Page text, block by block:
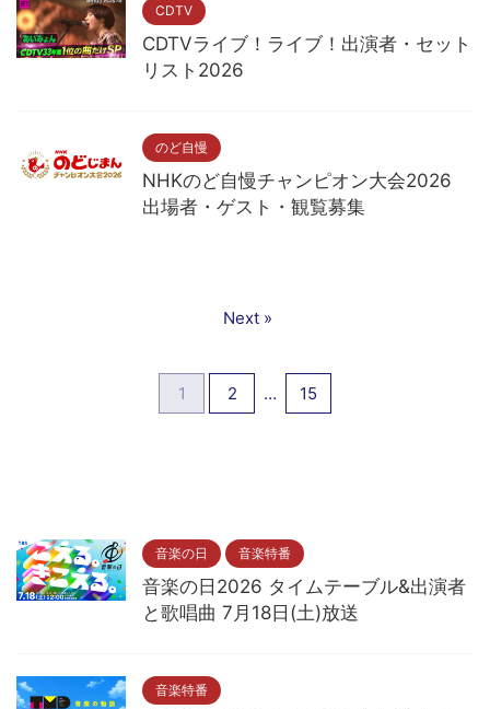
CDTV
CDTVライブ！ライブ！出演者・セット
リスト2026
のど自慢
NHKのど自慢チャンピオン大会2026
出場者・ゲスト・観覧募集
1 2 … 15
Next »
音楽の日 音楽特番
音楽の日2026 タイムテーブル&出演者
と歌唱曲 7月18日(土)放送
音楽特番